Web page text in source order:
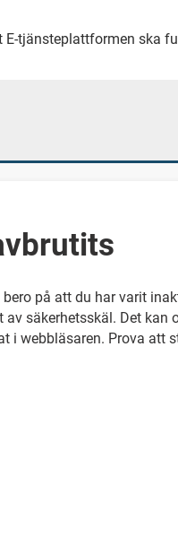
tjänsteplattformen ska
på att du har varit
säkerhetsskäl. Det kan
i webbläsaren. Prova att